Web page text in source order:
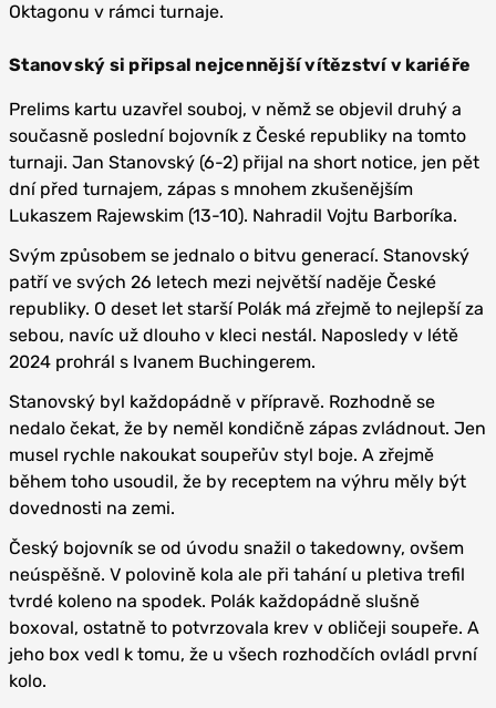
Oktagonu v rámci turnaje.
Stanovský si připsal nejcennější vítězství v kariéře
Prelims kartu uzavřel souboj, v němž se objevil druhý a
současně poslední bojovník z České republiky na tomto
turnaji. Jan Stanovský (6-2) přijal na short notice, jen pět
dní před turnajem, zápas s mnohem zkušenějším
Lukaszem Rajewskim (13-10). Nahradil Vojtu Barboríka.
Svým způsobem se jednalo o bitvu generací. Stanovský
patří ve svých 26 letech mezi největší naděje České
republiky. O deset let starší Polák má zřejmě to nejlepší za
sebou, navíc už dlouho v kleci nestál. Naposledy v létě
2024 prohrál s Ivanem Buchingerem.
Stanovský byl každopádně v přípravě. Rozhodně se
nedalo čekat, že by neměl kondičně zápas zvládnout. Jen
musel rychle nakoukat soupeřův styl boje. A zřejmě
během toho usoudil, že by receptem na výhru měly být
dovednosti na zemi.
Český bojovník se od úvodu snažil o takedowny, ovšem
neúspěšně. V polovině kola ale při tahání u pletiva trefil
tvrdé koleno na spodek. Polák každopádně slušně
boxoval, ostatně to potvrzovala krev v obličeji soupeře. A
jeho box vedl k tomu, že u všech rozhodčích ovládl první
kolo.